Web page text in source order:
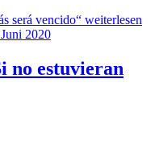
será vencido“ weiterlesen
2020
no estuvieran